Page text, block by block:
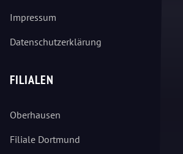
Impressum
Datenschutzerklärung
FILIALEN
Oberhausen
Filiale Dortmund